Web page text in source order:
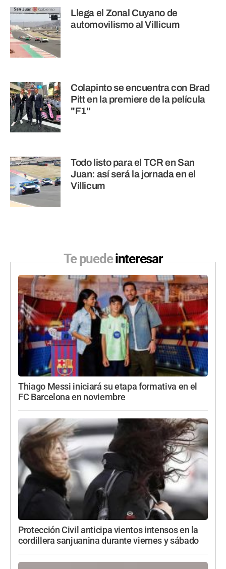
Llega el Zonal Cuyano de
automovilismo al Villicum
Colapinto se encuentra con Brad
Pitt en la premiere de la película
"F1"
Todo listo para el TCR en San
Juan: así será la jornada en el
Villicum
Te puedeinteresar
Thiago Messi iniciará su etapa formativa en el
FC Barcelona en noviembre
Protección Civil anticipa vientos intensos en la
cordillera sanjuanina durante viernes y sábado